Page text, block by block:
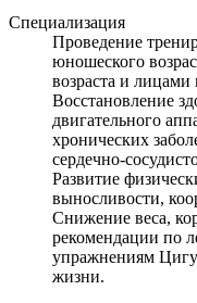
Специализация
Проведение
юношеского
возраста и
Восстановление
двигательного
хронических
сердечно-
Развитие
выносливости,
Снижение веса,
рекомендации по
упражнениям
жизни.